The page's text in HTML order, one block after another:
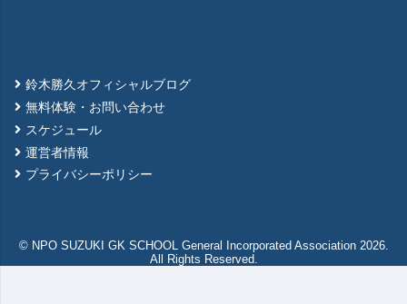
鈴木勝久オフィシャルブログ
無料体験・お問い合わせ
スケジュール
運営者情報
プライバシーポリシー
© NPO SUZUKI GK SCHOOL General Incorporated Association 2026.
All Rights Reserved.